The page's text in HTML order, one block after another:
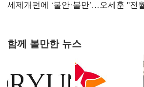
세제개편에 ‘불안·불만’…오세훈 "전
함께 볼만한 뉴스